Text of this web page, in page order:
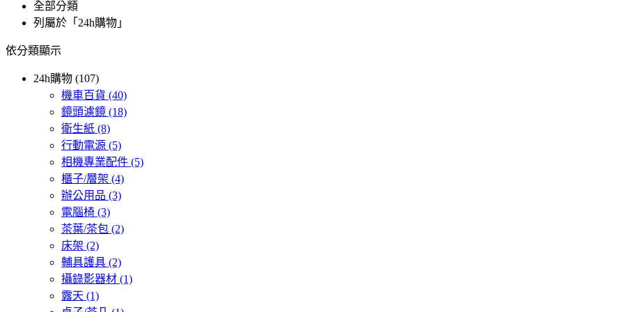
全部分類
列屬於「24h購物」
依分類顯示
24h購物 (107)
機車百貨 (40)
鏡頭濾鏡 (18)
衛生紙 (8)
行動電源 (5)
相機專業配件 (5)
櫃子/層架 (4)
辦公用品 (3)
電腦椅 (3)
茶葉/茶包 (2)
床架 (2)
輔具護具 (2)
攝錄影器材 (1)
露天 (1)